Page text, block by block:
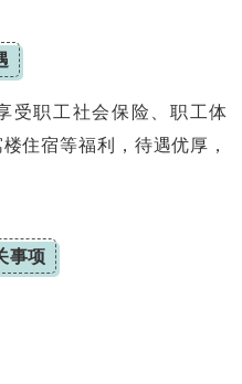
受职工社会保险、职工体
住宿等福利，待遇优厚，
事项